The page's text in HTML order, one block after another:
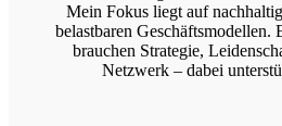
Mein Fokus liegt auf
belastbaren Geschäftsmodellen.
brauchen Strategie,
Netzwerk – dabei